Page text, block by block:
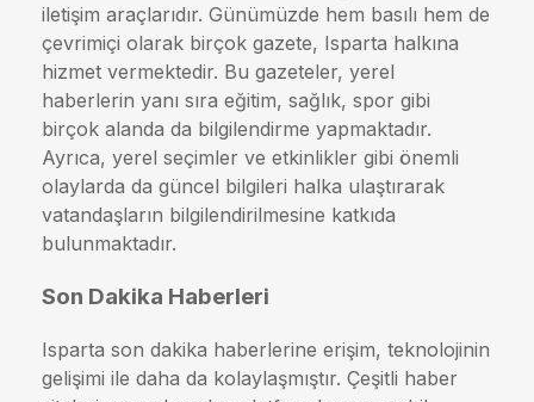
iletişim araçlarıdır. Günümüzde hem basılı hem de
çevrimiçi olarak birçok gazete, Isparta halkına
hizmet vermektedir. Bu gazeteler, yerel
haberlerin yanı sıra eğitim, sağlık, spor gibi
birçok alanda da bilgilendirme yapmaktadır.
Ayrıca, yerel seçimler ve etkinlikler gibi önemli
olaylarda da güncel bilgileri halka ulaştırarak
vatandaşların bilgilendirilmesine katkıda
bulunmaktadır.
Son Dakika Haberleri
Isparta son dakika haberlerine erişim, teknolojinin
gelişimi ile daha da kolaylaşmıştır. Çeşitli haber